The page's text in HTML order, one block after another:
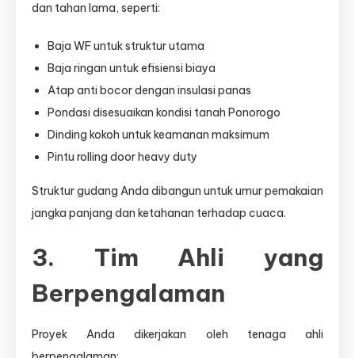
dan tahan lama, seperti:
Baja WF untuk struktur utama
Baja ringan untuk efisiensi biaya
Atap anti bocor dengan insulasi panas
Pondasi disesuaikan kondisi tanah Ponorogo
Dinding kokoh untuk keamanan maksimum
Pintu rolling door heavy duty
Struktur gudang Anda dibangun untuk umur pemakaian
jangka panjang dan ketahanan terhadap cuaca.
3. Tim Ahli yang
Berpengalaman
Proyek Anda dikerjakan oleh tenaga ahli